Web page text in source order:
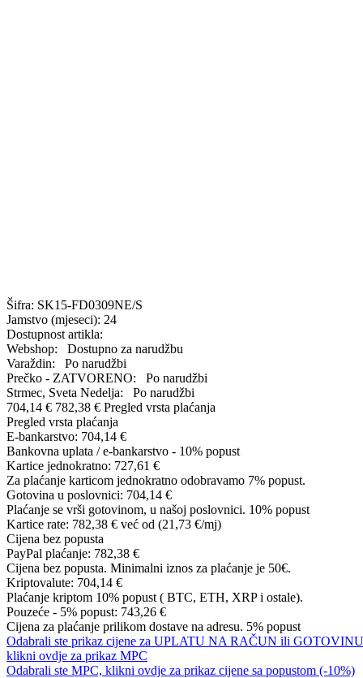
Šifra: SK15-FD0309NE/S
Jamstvo (mjeseci): 24
Dostupnost artikla:
Webshop:
Dostupno za narudžbu
Varaždin:
Po narudžbi
Prečko - ZATVORENO:
Po narudžbi
Strmec, Sveta Nedelja:
Po narudžbi
704,14 € 782,38 € Pregled vrsta plaćanja
Pregled vrsta plaćanja
E-bankarstvo: 704,14 €
Bankovna uplata / e-bankarstvo - 10% popust
Kartice jednokratno: 727,61 €
Za plaćanje karticom jednokratno odobravamo 7% popust.
Gotovina u poslovnici: 704,14 €
Plaćanje se vrši gotovinom, u našoj poslovnici. 10% popust
Kartice rate: 782,38 € već od (21,73 €/mj)
Cijena bez popusta
PayPal plaćanje: 782,38 €
Cijena bez popusta. Minimalni iznos za plaćanje je 50€.
Kriptovalute: 704,14 €
Plaćanje kriptom 10% popust ( BTC, ETH, XRP i ostale).
Pouzeće - 5% popust: 743,26 €
Cijena za plaćanje prilikom dostave na adresu. 5% popust
Odabrali ste prikaz cijene za UPLATU NA RAČUN ili
klikni ovdje za prikaz MPC
Odabrali ste MPC, klikni ovdje za prikaz cijene sa popustom (-10%)